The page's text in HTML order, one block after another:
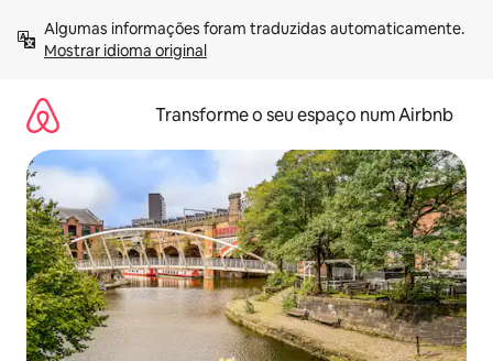
para
Mostrar idioma original
Transforme o seu espaço num Airbnb